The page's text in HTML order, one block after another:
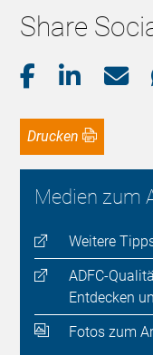
Share
Drucken
Medien zum
Weitere
ADFC-
Entdecken
Fotos zum